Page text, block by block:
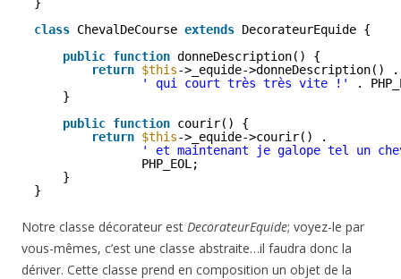
class ChevalDeCourse extends DecorateurEquide {
public function donneDescription() {
return $this->_equide->donneDescription() .
' qui court très très vite !'
.
}
public function courir() {
return $this->_equide->courir() .
' et maintenant je galope tel un
PHP_EOL;
}
}
Notre classe décorateur est DecorateurEquide; voyez-le par
vous-mêmes, c’est une classe abstraite…il faudra donc la
dériver. Cette classe prend en composition un objet de la